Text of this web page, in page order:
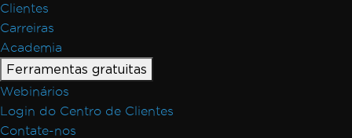
Clientes
Carreiras
Academia
Ferramentas gratuitas
Webinários
Login do Centro de Clientes
Contate-nos